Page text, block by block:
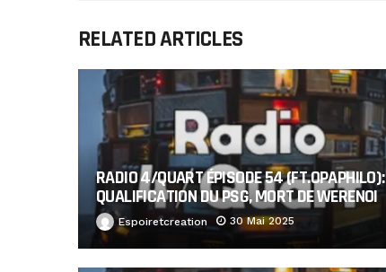
RELATED ARTICLES
RADIO 4/QUART ÉPISODE 54 (FT.OPAPHILO):
QUALIFICATION DU PSG, MORT DE WERENOI
Espoiretcreation 30 Mai 2025